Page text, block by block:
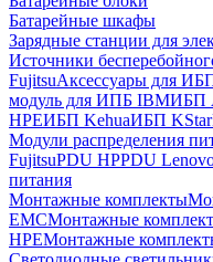
Батарейные шкафы
Зарядные станции для
Источники
FujitsuАксессуары для
модуль для ИПБ IBMИБП
HPEИБП KehuaИБП KStar
Модули распределения
FujitsuPDU HPPDU
питания
Монтажные комплекты
EMCМонтажные
HPEМонтажные